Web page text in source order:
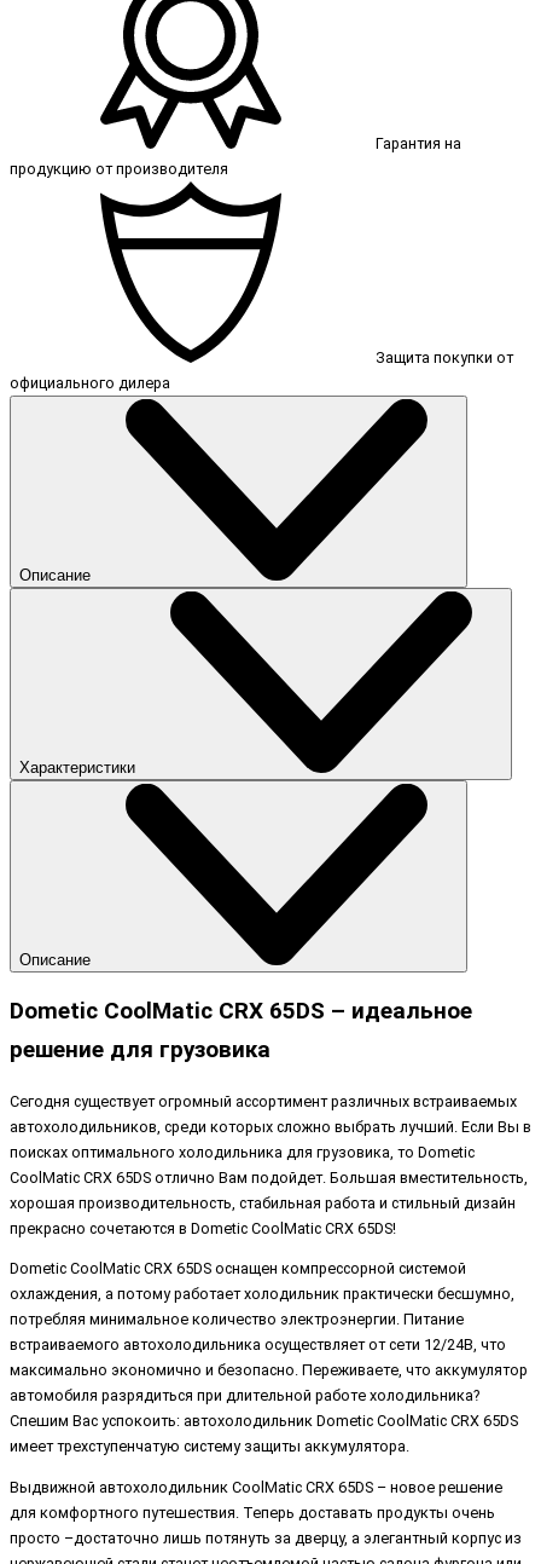
Гарантия на
продукцию от производителя
Защита покупки от
официального дилера
Описание
Характеристики
Описание
Dometic CoolMatic CRX 65DS – идеальное
решение для грузовика
Сегодня существует огромный ассортимент различных встраиваемых
автохолодильников, среди которых сложно выбрать лучший. Если Вы в
поисках оптимального холодильника для грузовика, то Dometic
CoolMatic CRX 65DS отлично Вам подойдет. Большая вместительность,
хорошая производительность, стабильная работа и стильный дизайн
прекрасно сочетаются в Dometic CoolMatic CRX 65DS!
Dometic CoolMatic CRX 65DS оснащен компрессорной системой
охлаждения, а потому работает холодильник практически бесшумно,
потребляя минимальное количество электроэнергии. Питание
встраиваемого автохолодильника осуществляет от сети 12/24В, что
максимально экономично и безопасно. Переживаете, что аккумулятор
автомобиля разрядиться при длительной работе холодильника?
Спешим Вас успокоить: автохолодильник Dometic CoolMatic CRX 65DS
имеет трехступенчатую систему защиты аккумулятора.
Выдвижной автохолодильник CoolMatic CRX 65DS – новое решение
для комфортного путешествия. Теперь доставать продукты очень
просто –достаточно лишь потянуть за дверцу, а элегантный корпус из